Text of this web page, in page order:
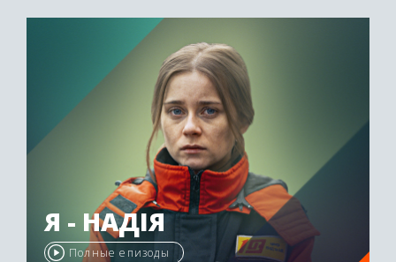
Я - НАДІЯ
Полные епизоды